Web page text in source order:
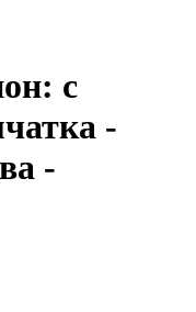
с
-
-